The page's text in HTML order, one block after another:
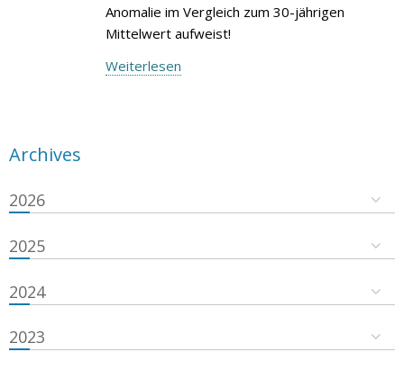
Anomalie im Vergleich zum 30-jährigen
Mittelwert aufweist!
Weiterlesen
Archives
2026
2025
2024
2023